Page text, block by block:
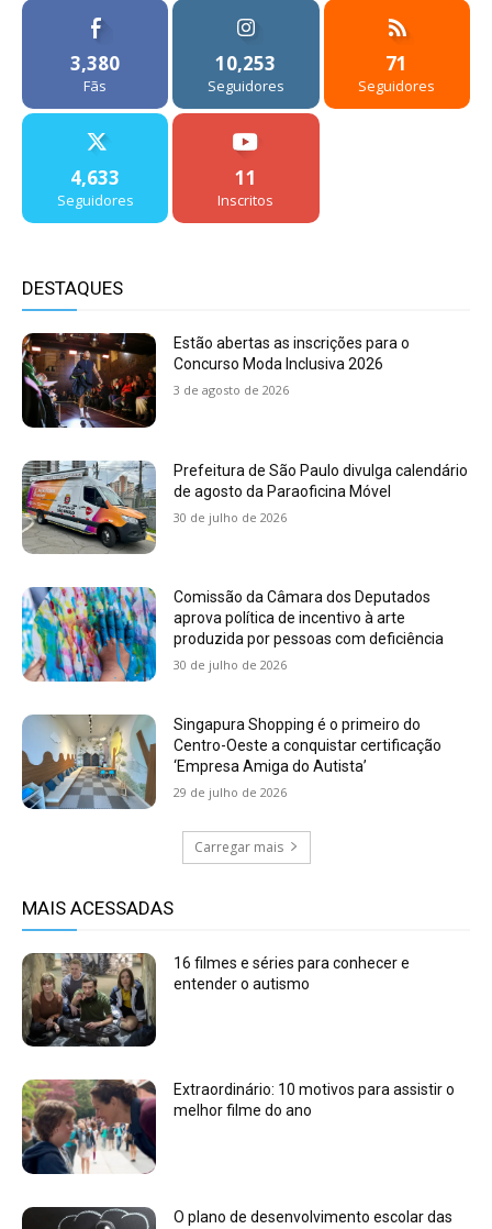
3,380
Fãs
10,253
Seguidores
71
Seguidores
4,633
Seguidores
11
Inscritos
DESTAQUES
Estão abertas as inscrições para o
Concurso Moda Inclusiva 2026
3 de agosto de 2026
Prefeitura de São Paulo divulga calendário
de agosto da Paraoficina Móvel
30 de julho de 2026
Comissão da Câmara dos Deputados
aprova política de incentivo à arte
produzida por pessoas com deficiência
30 de julho de 2026
Singapura Shopping é o primeiro do
Centro-Oeste a conquistar certificação
‘Empresa Amiga do Autista’
29 de julho de 2026
Carregar mais
MAIS ACESSADAS
16 filmes e séries para conhecer e
entender o autismo
Extraordinário: 10 motivos para assistir o
melhor filme do ano
O plano de desenvolvimento escolar das